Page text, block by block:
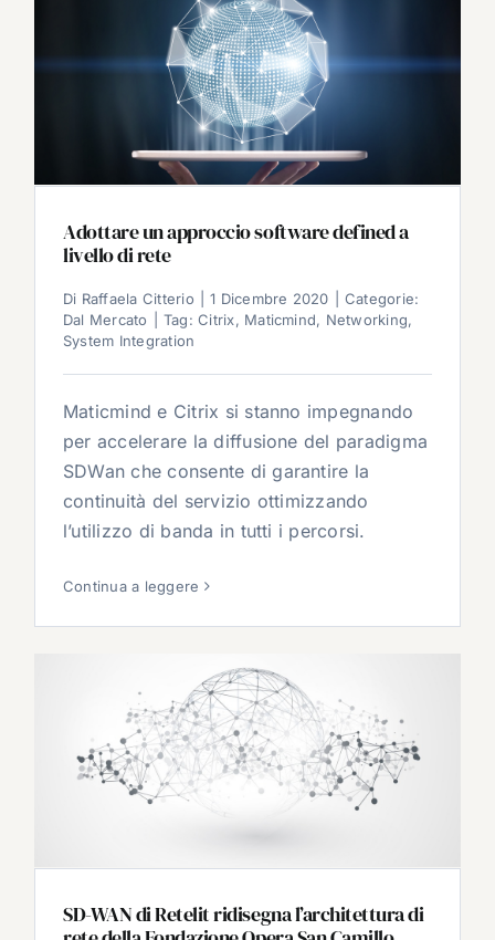
Adottare un approccio software defined a
livello di rete
Di Raffaela Citterio 1 Dicembre 2020
Categorie:
Dal Mercato
Tag:Citrix, Maticmind, Networking,
System Integration
Maticmind e Citrix si stanno impegnando
per accelerare la diffusione del paradigma
SDWan che consente di garantire la
continuità del servizio ottimizzando
l’utilizzo di banda in tutti i percorsi.
Continua a leggere
SD-WAN di Retelit ridisegna l’architettura di